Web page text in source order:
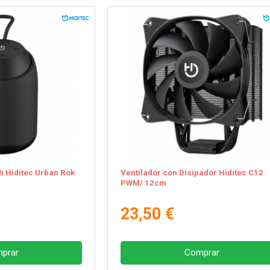
Hiditec Urban Rok
Ventilador con Disipador Hiditec C12
PWM/ 12cm
23,50 €
Comprar